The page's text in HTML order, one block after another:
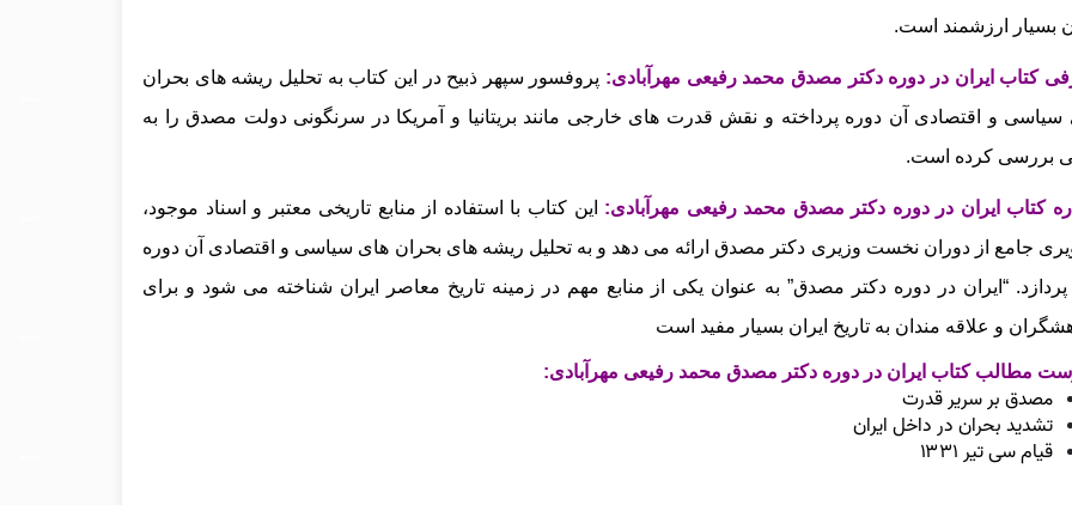
بسیار ارزشمند است.
کتاب ایران در دوره دکتر مصدق محمد رفیعی مهرآبادی: پروفسور سپهر ذبیح در این کتاب به تحلیل ریشه‌ های بحران‌
سیاسی و اقتصادی آن دوره پرداخته و نقش قدرت‌ های خارجی مانند بریتانیا و آمریکا در سرنگونی دولت مصدق را به‌
بررسی کرده است.
کتاب ایران در دوره دکتر مصدق محمد رفیعی مهرآبادی:
این کتاب با استفاده از منابع تاریخی معتبر و اسناد موجود،
جامع از دوران نخست‌ وزیری دکتر مصدق ارائه می‌ دهد و به تحلیل ریشه‌ های بحران‌ های سیاسی و اقتصادی آن دوره
“ایران در دوره دکتر مصدق” به عنوان یکی از منابع مهم در زمینه تاریخ معاصر ایران شناخته می‌ شود و برای
و علاقه‌ مندان به تاریخ ایران بسیار مفید است
مطالب کتاب ایران در دوره دکتر مصدق محمد رفیعی مهرآبادی:
مصدق بر سریر قدرت
تشدید بحران در داخل ایران
قیام سی تیر ۱۳۳۱